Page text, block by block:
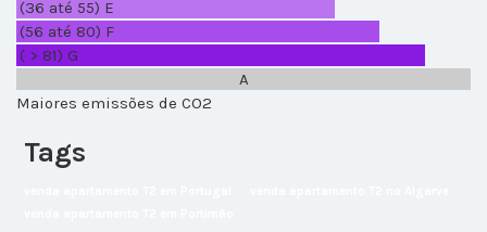
(36 até 55) E
(56 até 80) F
( > 81) G
A
Maiores emissões de CO2
Tags